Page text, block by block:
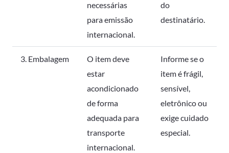
necessárias
para emissão
internacional.
do
destinatário.
3. Embalagem
O item deve
estar
acondicionado
de forma
adequada para
transporte
internacional.
Informe se o
item é frágil,
sensível,
eletrônico ou
exige cuidado
especial.